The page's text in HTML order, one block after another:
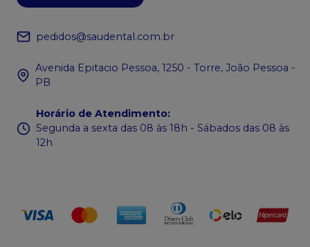
pedidos@saudental.com.br
Avenida Epitacio Pessoa, 1250 - Torre, João Pessoa -
PB
Horário de Atendimento:
Segunda a sexta das 08 às 18h - Sábados das 08 às
12h